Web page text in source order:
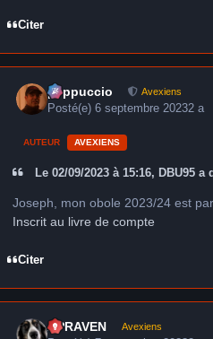
Citer
peppuccio Avexiens
Posté(e)6 septembre 20232 a
AUTEUR AVEXIENS
Le 02/09/2023 à 15:16, DBU95 a
Joseph, mon obole 2023/24 est
Inscrit au livre de compte
Citer
APRAVEN Avexiens